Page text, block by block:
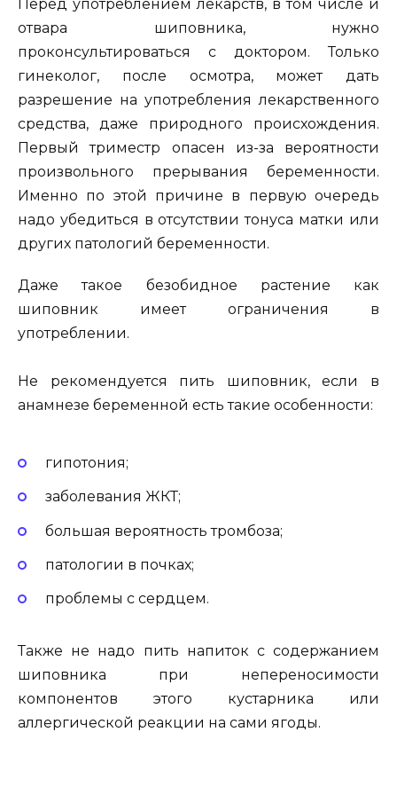
Перед употреблением лекарств, в том числе и
отвара шиповника, нужно
проконсультироваться с доктором. Только
гинеколог, после осмотра, может дать
разрешение на употребления лекарственного
средства, даже природного происхождения.
Первый триместр опасен из-за вероятности
произвольного прерывания беременности.
Именно по этой причине в первую очередь
надо убедиться в отсутствии тонуса матки или
других патологий беременности.
Даже такое безобидное растение как
шиповник имеет ограничения в
употреблении.
Не рекомендуется пить шиповник, если в
анамнезе беременной есть такие особенности:
гипотония;
заболевания ЖКТ;
большая вероятность тромбоза;
патологии в почках;
проблемы с сердцем.
Также не надо пить напиток с содержанием
шиповника при непереносимости
компонентов этого кустарника или
аллергической реакции на сами ягоды.